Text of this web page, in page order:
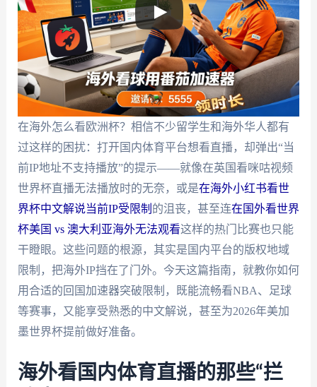
在海外怎么看欧洲杯？相信不少留学生和海外华人都有
过这样的困扰：打开国内体育平台想看直播，却弹出“当
前IP地址不支持播放”的提示——就像在英国看咪咕视频
世界杯直播无法播放时的无奈，或是在海外小红书看世
界杯中文解说当前IP受限制 的沮丧，甚至连在国外看世界
杯美国 vs 澳大利亚海外无法观看这样的热门比赛也只能
干瞪眼。这些问题的根源，其实是国内平台的版权地域
限制，把海外IP挡在了门外。今天这篇指南，就教你如何
用合适的回国加速器突破限制，既能流畅看NBA、足球
等赛事，又能享受熟悉的中文解说，甚至为2026年美加
墨世界杯提前做好准备。
海外看国内体育直播的那些“拦